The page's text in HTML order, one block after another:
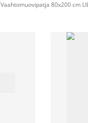
Vaahtomuovipatja 80x200 cm